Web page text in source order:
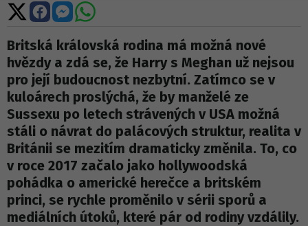
Sdílet
na
X
Sdílet
na
Facebooku
Sdílet
na
Messengeru
Sdílet
WhatsApp
Britská královská rodina má možná nové
hvězdy a zdá se, že Harry s Meghan už nejsou
pro její budoucnost nezbytní. Zatímco se v
kuloárech proslýchá, že by manželé ze
Sussexu po letech strávených v USA možná
stáli o návrat do palácových struktur, realita v
Británii se mezitím dramaticky změnila. To, co
v roce 2017 začalo jako hollywoodská
pohádka o americké herečce a britském
princi, se rychle proměnilo v sérii sporů a
mediálních útoků, které pár od rodiny vzdálily.